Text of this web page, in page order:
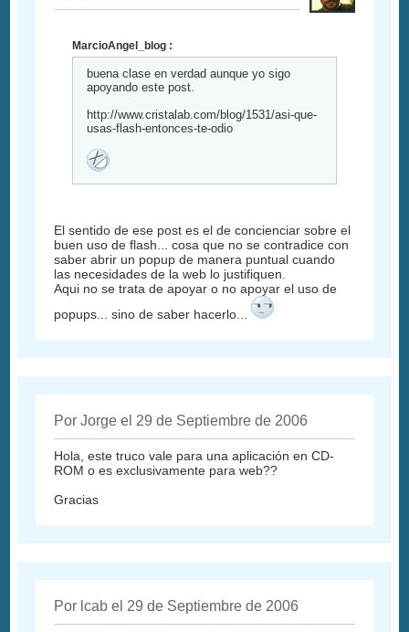
MarcioAngel_blog :
buena clase en verdad aunque yo sigo
apoyando este post.
http://www.cristalab.com/blog/1531/asi-que-
usas-flash-entonces-te-odio
El sentido de ese post es el de concienciar sobre el
buen uso de flash... cosa que no se contradice con
saber abrir un popup de manera puntual cuando
las necesidades de la web lo justifiquen.
Aqui no se trata de apoyar o no apoyar el uso de
popups... sino de saber hacerlo...
Por Jorge el 29 de Septiembre de 2006
Hola, este truco vale para una aplicación en CD-
ROM o es exclusivamente para web??
Gracias
Por lcab el 29 de Septiembre de 2006